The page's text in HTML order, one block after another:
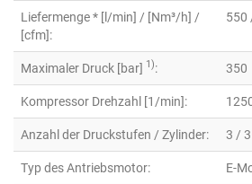
Liefermenge * [l/min] / [Nm³/h] /
[cfm]:
550
Maximaler Druck [bar] 1): 350
Kompressor Drehzahl [1/min]:
Anzahl der Druckstufen / Zylinder: 3 / 3
Typ des Antriebsmotor: E-